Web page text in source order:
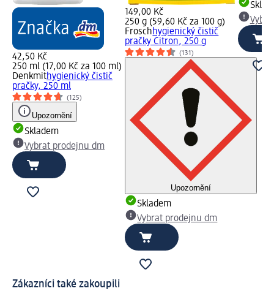
42,50 Kč
250 ml (17,00 Kč za 100 ml)
Denkmithygienický čistič
pračky, 250 ml
(125)
Upozornění
Skladem
Vybrat prodejnu dm
149,00 Kč
250 g (59,60 Kč za 100 g)
Froschhygienický čistič
pračky Citron, 250 g
(131)
Upozornění
Skladem
Vybrat prodejnu dm
Zákazníci také zakoupili